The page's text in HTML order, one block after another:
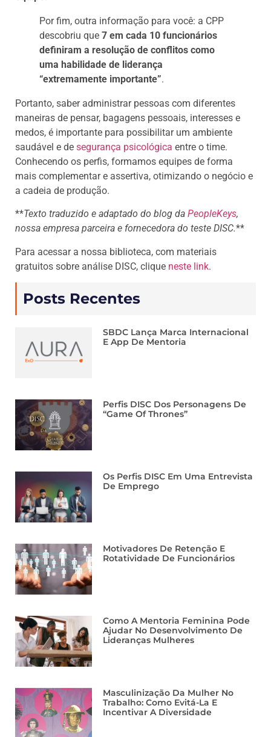
Por fim, outra informação para você: a CPP
descobriu que 7 em cada 10 funcionários
definiram a resolução de conflitos como
uma habilidade de liderança
“extremamente importante”.
Portanto, saber administrar pessoas com diferentes
maneiras de pensar, bagagens pessoais, interesses e
medos, é importante para possibilitar um ambiente
saudável e de segurança psicológica entre o time.
Conhecendo os perfis, formamos equipes de forma
mais complementar e assertiva, otimizando o negócio e
a cadeia de produção.
**Texto traduzido e adaptado do blog da PeopleKeys,
nossa empresa parceira e fornecedora do teste DISC.**
Para acessar a nossa biblioteca, com materiais
gratuitos sobre análise DISC, clique neste link.
Posts Recentes
SBDC Lança Marca Internacional
E App De Mentoria
Perfis DISC Dos Personagens De
“Game Of Thrones”
Os Perfis DISC Em Uma Entrevista
De Emprego
Motivadores De Retenção E
Rotatividade De Funcionários
Como A Mentoria Feminina Pode
Ajudar No Desenvolvimento De
Lideranças Mulheres
Masculinização Da Mulher No
Trabalho: Como Evitá-La E
Incentivar A Diversidade